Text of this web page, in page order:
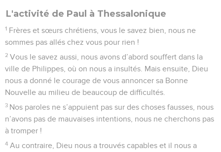
L'activité de Paul à Thessalonique
1 Frères et sœurs chrétiens, vous le savez bien, nous ne
sommes pas allés chez vous pour rien !
2 Vous le savez aussi, nous avons d’abord souffert dans la
ville de Philippes, où on nous a insultés. Mais ensuite, Dieu
nous a donné le courage de vous annoncer sa Bonne
Nouvelle au milieu de beaucoup de difficultés.
3 Nos paroles ne s’appuient pas sur des choses fausses, nous
n’avons pas de mauvaises intentions, nous ne cherchons pas
à tromper !
4 Au contraire, Dieu nous a trouvés capables et il nous a